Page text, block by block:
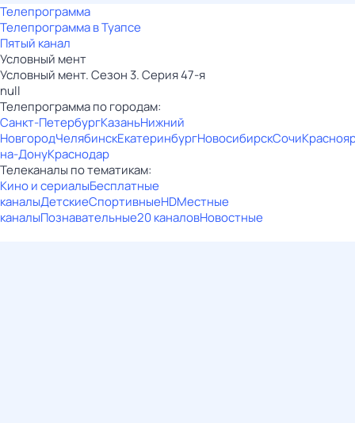
Телепрограмма
Телепрограмма в Туапсе
Пятый канал
Условный мент
Условный мент. Сезон 3. Серия 47-я
null
Телепрограмма по городам:
Санкт-ПетербургКазаньНижний
НовгородЧелябинскЕкатеринбургНовосибирскСочи
на-ДонуКраснодар
Телеканалы по тематикам:
Кино и сериалыБесплатные
каналыДетскиеСпортивныеHDМестные
каналыПознавательные20 каналовНовостные